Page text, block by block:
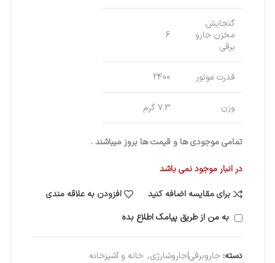
گنجایش
مخزن جارو
برقی
6
قدرت موتور 2400
وزن 7.3 گرم
تمامی موجودی ها و قیمت ها بروز میباشند .
در انبار موجود نمی باشد
برای مقایسه اضافه کنید
افزودن به علاقه مندی
به من از طریق پیامک اطلاع بده
دسته: جاروبرقی|جاروشارژی, خانه و آشپزخانه